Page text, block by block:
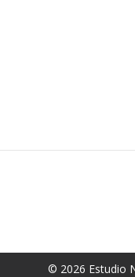
© 2026 Estudio